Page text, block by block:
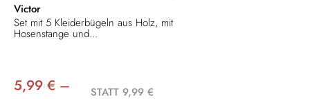
Victor
Set mit 5 Kleiderbügeln aus Holz, mit
Hosenstange und...
5,99 € – STATT 9,99 €